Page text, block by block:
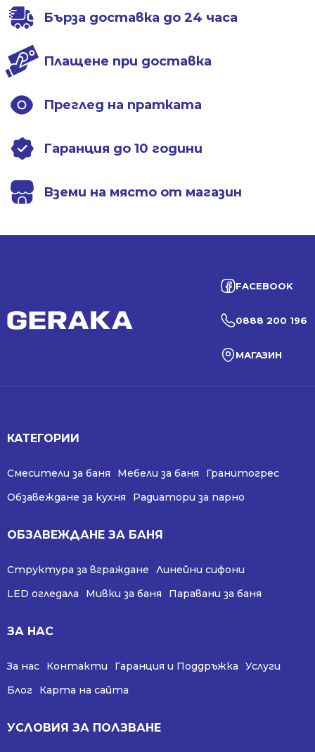
Бърза доставка до 24 часа
Плащене при доставка
Преглед на пратката
Гаранция до 10 години
Вземи на място от магазин
FACEBOOK
0888 200 196
МАГАЗИН
КАТЕГОРИИ
Смесители за баня Мебели за баня
Гранитогрес
Обзавеждане за кухня
Радиатори за парно
ОБЗАВЕЖДАНЕ ЗА БАНЯ
Структура за вграждане
Линейни сифони
LED огледала
Мивки за баня Паравани за баня
ЗА НАС
За нас Контакти Гаранция и Поддръжка
Услуги
Блог
Карта на сайта
УСЛОВИЯ ЗА ПОЛЗВАНЕ